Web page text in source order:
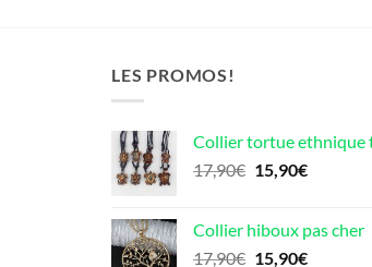
LES PROMOS!
Collier tortue ethnique
17,90€ Le
était :
17,90€.
15,90€Le
est :
15,90€.
Collier hiboux pas cher
17,90€ Le
15,90€Le